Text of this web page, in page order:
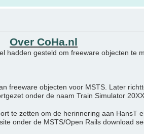
Over CoHa.nl
hadden gesteld om freeware objecten te
freeware objecten voor MSTS. Later
onder de naam Train Simulator 20XX.
te zetten om de herinnering aan HansT
onder de MSTS/Open Rails download